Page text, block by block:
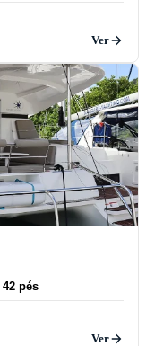
Ver
42 pés
Ver